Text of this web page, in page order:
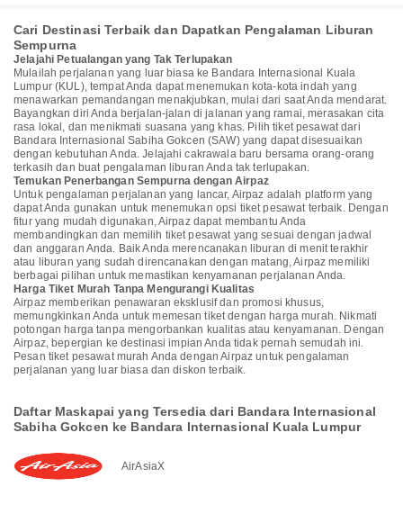
Cari Destinasi Terbaik dan Dapatkan Pengalaman Liburan
Sempurna
Jelajahi Petualangan yang Tak Terlupakan
Mulailah perjalanan yang luar biasa ke Bandara Internasional Kuala
Lumpur (KUL), tempat Anda dapat menemukan kota-kota indah yang
menawarkan pemandangan menakjubkan, mulai dari saat Anda mendarat.
Bayangkan diri Anda berjalan-jalan di jalanan yang ramai, merasakan cita
rasa lokal, dan menikmati suasana yang khas. Pilih tiket pesawat dari
Bandara Internasional Sabiha Gokcen (SAW) yang dapat disesuaikan
dengan kebutuhan Anda. Jelajahi cakrawala baru bersama orang-orang
terkasih dan buat pengalaman liburan Anda tak terlupakan.
Temukan Penerbangan Sempurna dengan Airpaz
Untuk pengalaman perjalanan yang lancar, Airpaz adalah platform yang
dapat Anda gunakan untuk menemukan opsi tiket pesawat terbaik. Dengan
fitur yang mudah digunakan, Airpaz dapat membantu Anda
membandingkan dan memilih tiket pesawat yang sesuai dengan jadwal
dan anggaran Anda. Baik Anda merencanakan liburan di menit terakhir
atau liburan yang sudah direncanakan dengan matang, Airpaz memiliki
berbagai pilihan untuk memastikan kenyamanan perjalanan Anda.
Harga Tiket Murah Tanpa Mengurangi Kualitas
Airpaz memberikan penawaran eksklusif dan promosi khusus,
memungkinkan Anda untuk memesan tiket dengan harga murah. Nikmati
potongan harga tanpa mengorbankan kualitas atau kenyamanan. Dengan
Airpaz, bepergian ke destinasi impian Anda tidak pernah semudah ini.
Pesan tiket pesawat murah Anda dengan Airpaz untuk pengalaman
perjalanan yang luar biasa dan diskon terbaik.
Daftar Maskapai yang Tersedia dari Bandara Internasional
Sabiha Gokcen ke Bandara Internasional Kuala Lumpur
AirAsiaX